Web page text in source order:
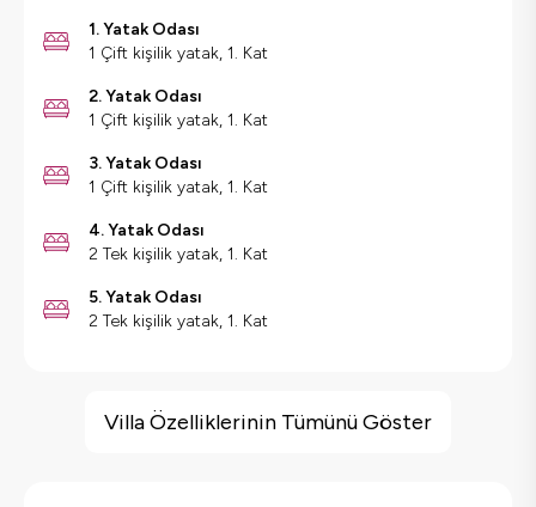
1. Yatak Odası
1 Çift kişilik yatak, 1. Kat
2. Yatak Odası
1 Çift kişilik yatak, 1. Kat
3. Yatak Odası
1 Çift kişilik yatak, 1. Kat
4. Yatak Odası
2 Tek kişilik yatak, 1. Kat
5. Yatak Odası
2 Tek kişilik yatak, 1. Kat
Villa Özelliklerinin Tümünü Göster